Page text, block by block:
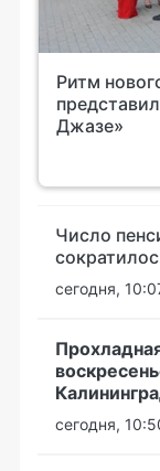
Ритм
Джазе»
Число
сегодня,
сегодня,